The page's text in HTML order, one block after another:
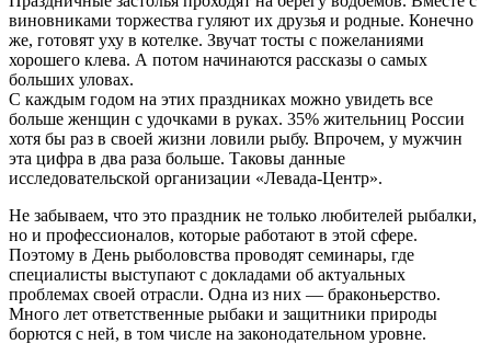
виновниками торжества гуляют их друзья и родные. Конечно
же, готовят уху в котелке. Звучат тосты с пожеланиями
хорошего клева. А потом начинаются рассказы о самых
больших уловах.
С каждым годом на этих праздниках можно увидеть все
больше женщин с удочками в руках. 35% жительниц России
хотя бы раз в своей жизни ловили рыбу. Впрочем, у мужчин
эта цифра в два раза больше. Таковы данные
исследовательской организации «Левада-Центр».
Не забываем, что это праздник не только любителей рыбалки,
но и профессионалов, которые работают в этой сфере.
Поэтому в День рыболовства проводят семинары, где
специалисты выступают с докладами об актуальных
проблемах своей отрасли. Одна из них — браконьерство.
Много лет ответственные рыбаки и защитники природы
борются с ней, в том числе на законодательном уровне.